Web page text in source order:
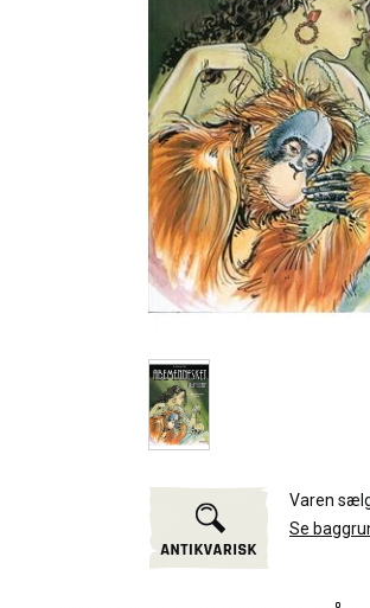
Varen
Se